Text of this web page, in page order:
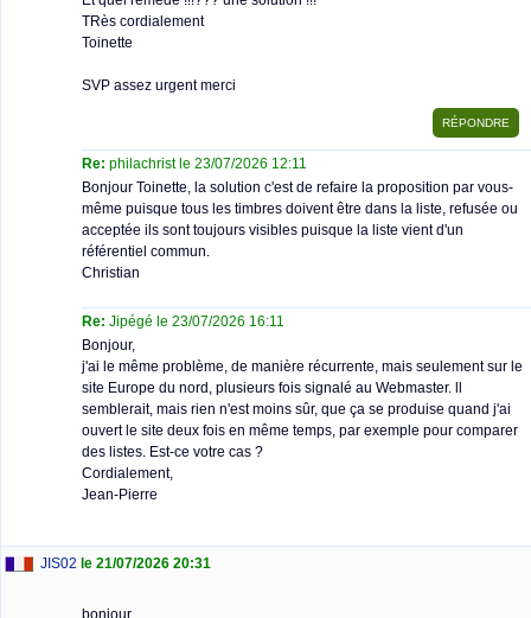
TRès cordialement
Toinette
SVP assez urgent merci
Re: philachrist le 23/07/2026 12:11
Bonjour Toinette, la solution c'est de refaire la proposition par vous-
même puisque tous les timbres doivent être dans la liste, refusée ou
acceptée ils sont toujours visibles puisque la liste vient d'un
référentiel commun.
Christian
Re: Jipégé le 23/07/2026 16:11
Bonjour,
j'ai le même problème, de manière récurrente, mais seulement sur le
site Europe du nord, plusieurs fois signalé au Webmaster. ll
semblerait, mais rien n'est moins sûr, que ça se produise quand j'ai
ouvert le site deux fois en même temps, par exemple pour comparer
des listes. Est-ce votre cas ?
Cordialement,
Jean-Pierre
JIS02 le 21/07/2026 20:31
bonjour